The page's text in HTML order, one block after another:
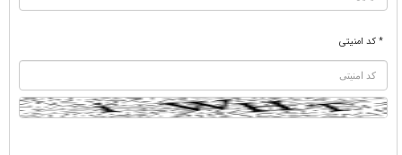
* کد امنیتی